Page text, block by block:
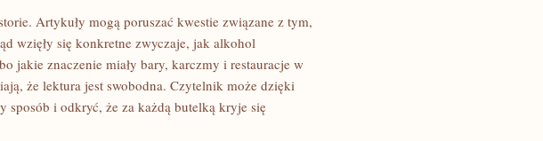
Artykuły mogą poruszać kwestie związane z tym,
wzięły się konkretne zwyczaje, jak alkohol
jakie znaczenie miały bary, karczmy i restauracje w
że lektura jest swobodna. Czytelnik może dzięki
sposób i odkryć, że za każdą butelką kryje się